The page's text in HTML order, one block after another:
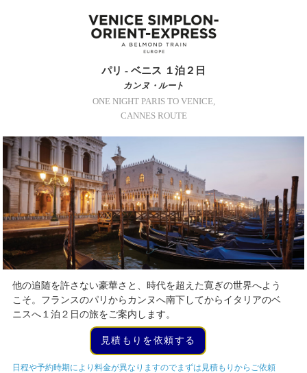
パリ - ベニス １泊２日
カンヌ・ルート
ONE NIGHT PARIS TO VENICE,
CANNES ROUTE
他の追随を許さない豪華さと、時代を超えた寛ぎの世界へよう
こそ。フランスのパリからカンヌへ南下してからイタリアのベ
ニスへ１泊２日の旅をご案内します。
見積もりを依頼する
日程や予約時期により料金が異なりますのでまずは見積もりからご依頼